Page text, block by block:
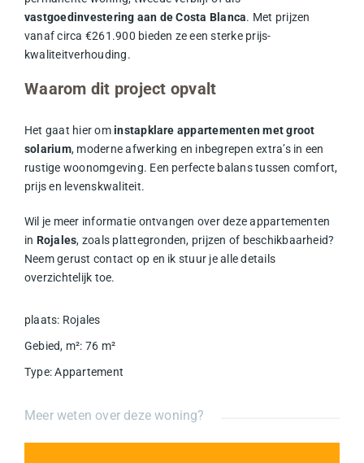
vastgoedinvestering aan de Costa Blanca. Met prijzen
vanaf circa €261.900 bieden ze een sterke prijs-
kwaliteitverhouding.
Waarom dit project opvalt
Het gaat hier ominstapklare appartementen met groot
solarium, moderne afwerking en inbegrepen extra’s in een
rustige woonomgeving. Een perfecte balans tussen comfort,
prijs en levenskwaliteit.
Wil je meer informatie ontvangen over deze appartementen
in Rojales, zoals plattegronden, prijzen of beschikbaarheid?
Neem gerust contact op en ik stuur je alle details
overzichtelijk toe.
plaats: Rojales
Gebied, m²: 76 m²
Type: Appartement
Meer weten over deze woning?